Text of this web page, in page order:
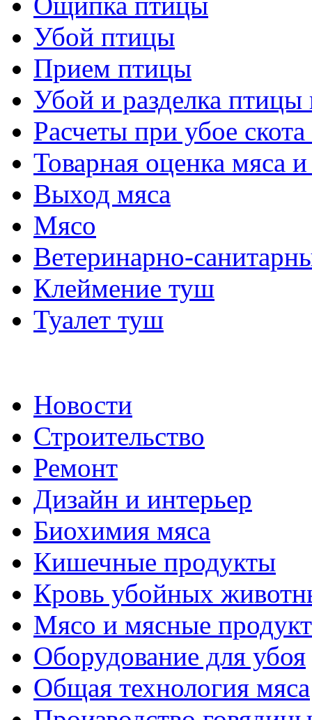
Убой птицы
Прием птицы
Убой и разделка птицы
Расчеты при убое
Товарная оценка мяса
Выход мяса
Мясо
Ветеринарно-
Клеймение туш
Туалет туш
Новости
Строительство
Ремонт
Дизайн и интерьер
Биохимия мяса
Кишечные продукты
Кровь убойных
Мясо и мясные
Оборудование для убоя
Общая технология мяса